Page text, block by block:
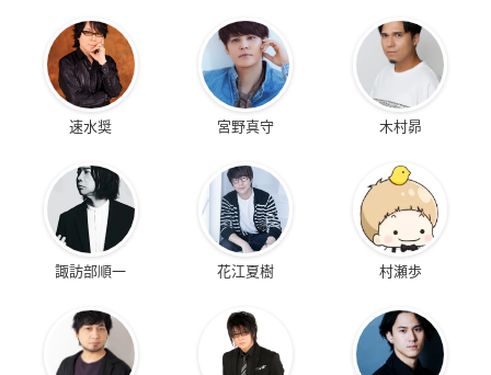
速水奨 宮野真守 木村昴
諏訪部順一 花江夏樹 村瀬歩